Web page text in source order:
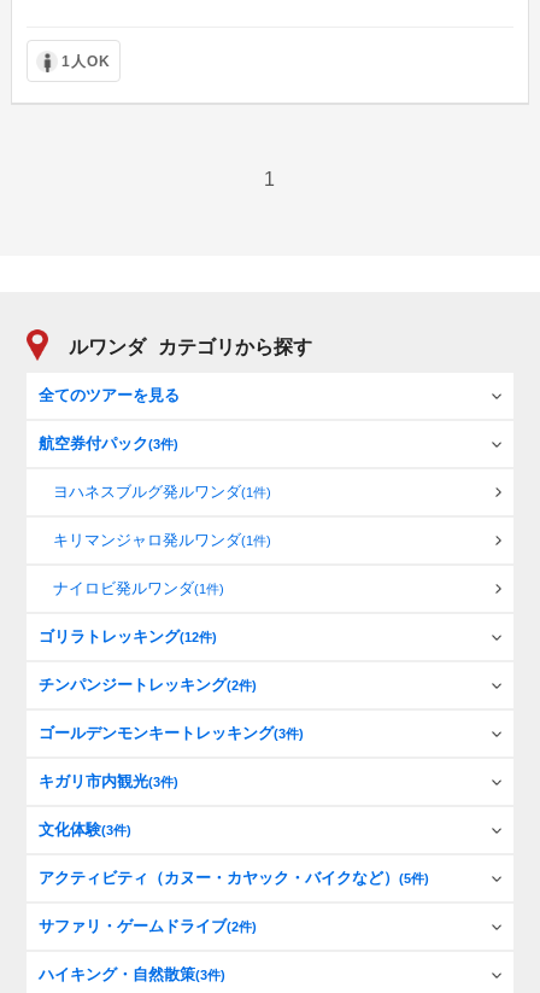
1人OK
1
ルワンダ カテゴリから探す
全てのツアーを見る
航空券付パック(3件)
ヨハネスブルグ発ルワンダ(1件)
キリマンジャロ発ルワンダ(1件)
ナイロビ発ルワンダ(1件)
ゴリラトレッキング(12件)
チンパンジートレッキング(2件)
ゴールデンモンキートレッキング(3件)
キガリ市内観光(3件)
文化体験(3件)
アクティビティ（カヌー・カヤック・バイクなど）(5件)
サファリ・ゲームドライブ(2件)
ハイキング・自然散策(3件)